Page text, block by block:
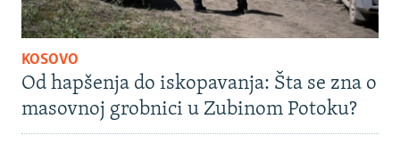
KOSOVO
Od hapšenja do iskopavanja: Šta se zna o
masovnoj grobnici u Zubinom Potoku?